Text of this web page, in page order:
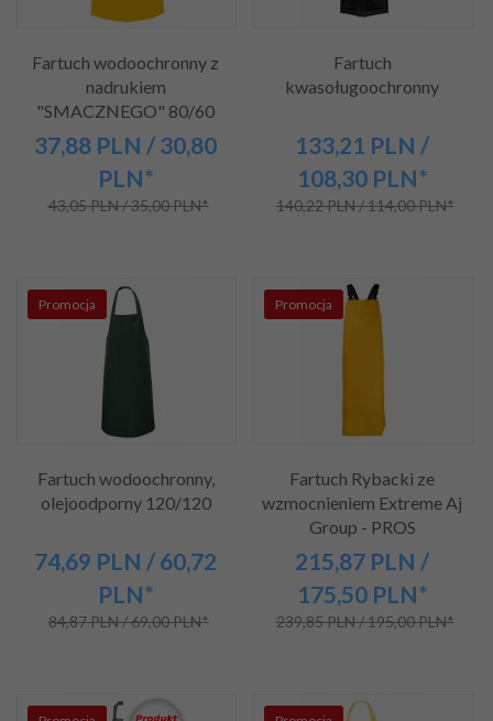
Fartuch wodoochronny z
nadrukiem
"SMACZNEGO" 80/60
37,88 PLN / 30,80
PLN*
43,05 PLN / 35,00 PLN*
Fartuch
kwasoługoochronny
133,21 PLN /
108,30 PLN*
140,22 PLN / 114,00 PLN*
Promocja
Fartuch wodoochronny,
olejoodporny 120/120
74,69 PLN / 60,72
PLN*
84,87 PLN / 69,00 PLN*
Promocja
Fartuch Rybacki ze
wzmocnieniem Extreme Aj
Group - PROS
215,87 PLN /
175,50 PLN*
239,85 PLN / 195,00 PLN*